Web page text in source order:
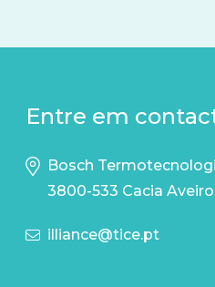
Entre em
Bosch
3800-533 Cacia Aveiro
illiance@tice.pt